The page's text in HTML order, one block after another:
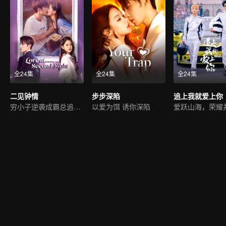
全24集
二见钟情
穷小子逆袭成霸总追初恋
全24集
步步深陷
以爱为饵 诱你深陷
全24集
追上我就爱上你
爱跃山海，荣耀